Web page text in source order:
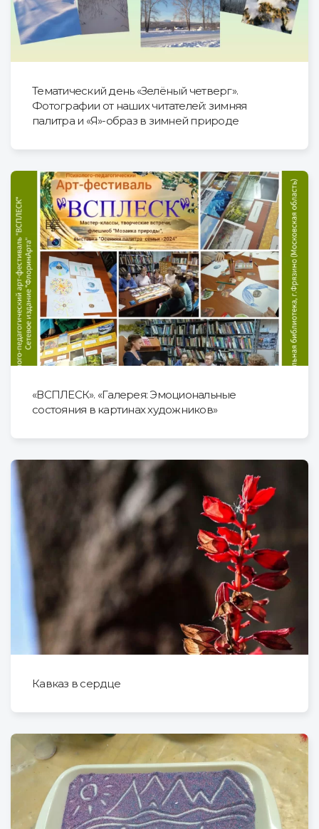
Тематический день «Зелёный четверг».
Фотографии от наших читателей: зимняя
палитра и «Я»-образ в зимней природе
«ВСПЛЕСК». «Галерея: Эмоциональные
состояния в картинах художников»
Кавказ в сердце